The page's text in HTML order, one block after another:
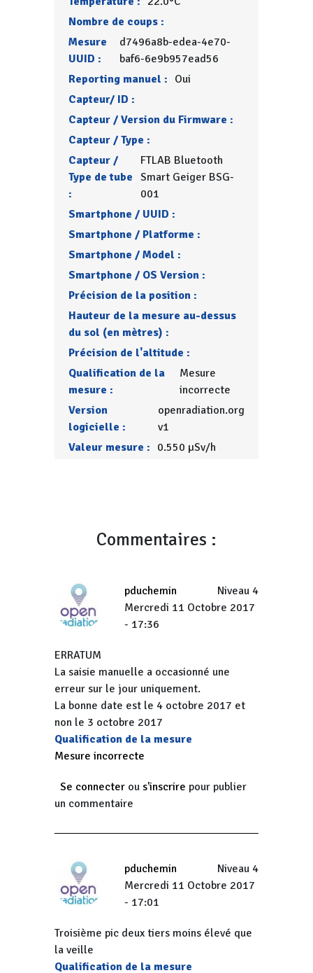
Nombre de coups :
Mesure
UUID :
d7496a8b-edea-4e70-
baf6-6e9b957ead56
Reporting manuel : Oui
Capteur/ ID :
Capteur / Version du Firmware :
Capteur / Type :
Capteur /
Type de tube
:
FTLAB Bluetooth
Smart Geiger BSG-
001
Smartphone / UUID :
Smartphone / Platforme :
Smartphone / Model :
Smartphone / OS Version :
Précision de la position :
Hauteur de la mesure au-dessus
du sol (en mètres) :
Précision de l'altitude :
Qualification de la
mesure :
Mesure
incorrecte
Version
logicielle :
openradiation.org
v1
Valeur mesure : 0.550 µSv/h
Commentaires :
pduchemin
Niveau 4
Mercredi 11 Octobre 2017
- 17:36
ERRATUM
La saisie manuelle a occasionné une
erreur sur le jour uniquement.
La bonne date est le 4 octobre 2017 et
non le 3 octobre 2017
Qualification de la mesure
Mesure incorrecte
Se connecter ou s'inscrire pour publier
un commentaire
pduchemin
Niveau 4
Mercredi 11 Octobre 2017
- 17:01
Troisième pic deux tiers moins élevé que
la veille
Qualification de la mesure